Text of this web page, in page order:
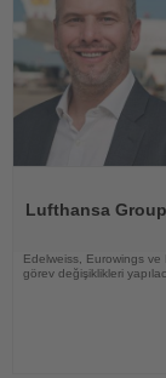
Lufthansa
Edelweiss, Eurowings ve
görev değişiklikleri